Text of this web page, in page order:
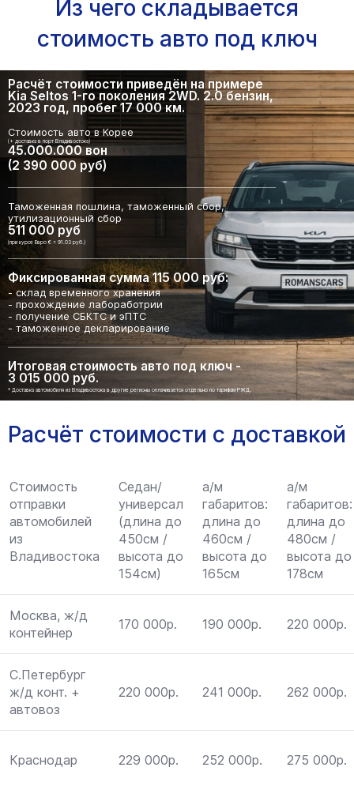
Из чего складывается
стоимость авто под ключ
Расчёт стоимости приведён на примере
Kia Seltos 1-го поколения 2WD. 2.0 бензин,
2023 год, пробег 17 000 км.
Стоимость авто в Корее
(+ доставка в порт Владивостока)
45.000.000 вон
(2 390 000 руб)
Таможенная пошлина, таможенный сбор,
утилизационный сбор
511 000 руб
(при курсе Евро € = 91.03 руб.)
Фиксированная сумма 115 000 руб:
- склад временного хранения
- прохождение лабоработрии
- получение СБКТС и эПТС
- таможенное декларирование
Итоговая стоимость авто под ключ -
3 015 000 руб.
* Доставка автомобиля из Владивостока в другие регионы оплачивается отдельно по тарифам РЖД.
Расчёт стоимости с доставкой
Стоимость
отправки
автомобилей
из
Владивостока
Седан/
универсал
(длина до
450см /
высота до
154см)
а/м
габаритов:
длина до
460см /
высота до
165см
а/м
габаритов:
длина до
480см /
высота до
178см
Москва, ж/д
контейнер
170 000р. 190 000р. 220 000р.
С.Петербург
ж/д конт. +
автовоз
220 000р. 241 000р. 262 000р.
Краснодар 229 000р. 252 000р. 275 000р.